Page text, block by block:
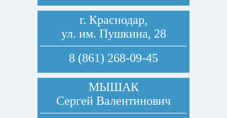
г. Краснодар,
ул. им. Пушкина, 28
8 (861) 268-09-45
МЫШАК
Сергей Валентинович